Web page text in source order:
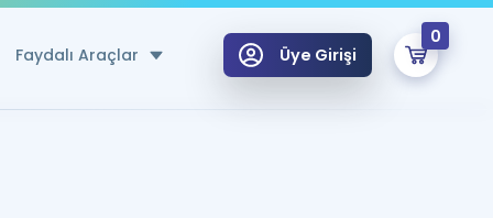
Faydalı Araçlar Üye Girişi
0